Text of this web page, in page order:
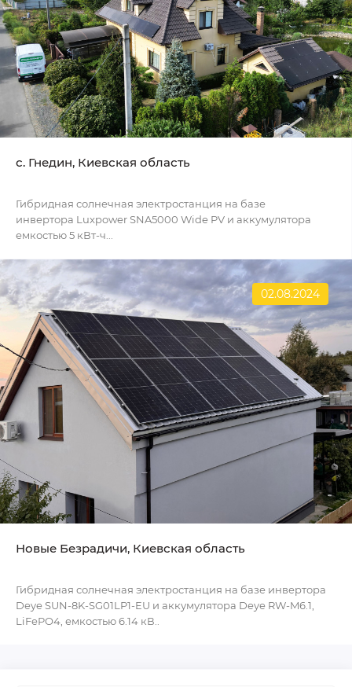
с. Гнедин, Киевская область
Гибридная солнечная электростанция на базе
инвертора Luxpower SNA5000 Wide PV и аккумулятора
емкостью 5 кВт-ч...
02.08.2024
Новые Безрадичи, Киевская область
Гибридная солнечная электростанция на базе инвертора
Deye SUN-8K-SG01LP1-EU и аккумулятора Deye RW-M6.1,
LiFePO4, емкостью 6.14 кВ..